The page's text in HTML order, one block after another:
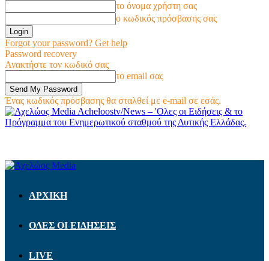
το όνομα χρήστη σας
ο κωδικός πρόσβασης σας
Forgot your password? Get help
Password recovery
Ανακτήστε τον κωδικό σας
το email σας
Ένας κωδικός πρόσβασης θα σταλθεί με e-mail σε εσάς.
Acheloostv/News – 'Ολες οι Ειδήσεις & το
Πρόγραμμα του Ενημερωτικού σταθμού της Δυτικής Ελλάδας.
ΑΡΧΙΚΗ
ΟΛΕΣ ΟΙ ΕΙΔΗΣΕΙΣ
LIVE